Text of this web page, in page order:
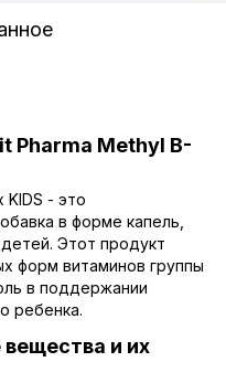
Pharma Methyl B-
KIDS - это
в форме капель,
Этот продукт
форм витаминов группы
в поддержании
ребенка.
и их